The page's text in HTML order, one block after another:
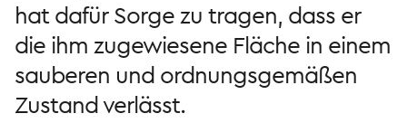
hat dafür Sorge zu tragen, dass er
die ihm zugewiesene Fläche in einem
sauberen und ordnungsgemäßen
Zustand verlässt.